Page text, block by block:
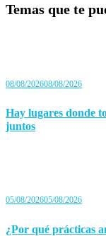
Temas que te
08/08/202608/08/2026
Hay lugares donde
juntos
05/08/202605/08/2026
¿Por qué prácticas